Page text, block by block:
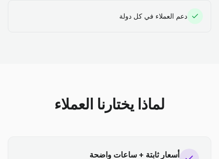
دعم العملاء في كل دولة
لماذا يختارنا العملاء
أسعار ثابتة + ساعات واضحة